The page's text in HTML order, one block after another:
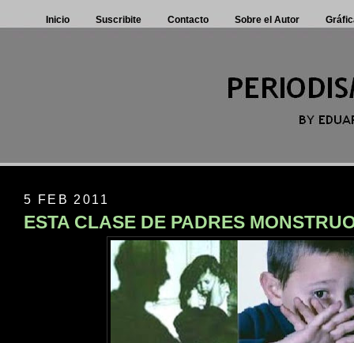
Inicio Suscribite Contacto Sobre el Autor
5 FEB 2011
ESTA CLASE DE PADRES